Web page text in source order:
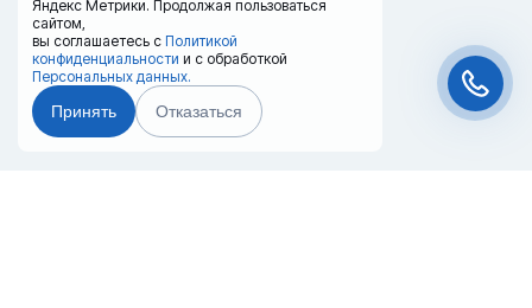
Яндекс Метрики. Продолжая пользоваться
сайтом,
вы соглашаетесь с Политикой
конфиденциальности и с обработкой
Персональных данных.
Принять Отказаться